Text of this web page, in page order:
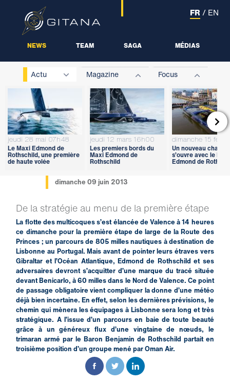
NEWS TEAM SAGA MÉDIAS
FR / EN
Actu Magazine Focus
jeudi 28 mai 07h48
Le Maxi Edmond de
Rothschild, une première
de haute volée
jeudi 12 mars 16h00
Les premiers bords du
Maxi Edmond de
Rothschild
dimanche 15
Un nouveau
s’ouvre avec le Maxi
Edmond de

dimanche 09 juin 2013
De la stratégie au menu de la première étape
La flotte des multicoques s’est élancée de Valence à 14 heures
ce dimanche pour la première étape de large de la Route des
Princes ; un parcours de 805 milles nautiques à destination de
Lisbonne au Portugal. Mais avant de pointer leurs étraves vers
Gibraltar et l’Océan Atlantique, Edmond de Rothschild et ses
adversaires devront s’acquitter d’une marque du tracé située
devant Benicarlo, à 60 milles dans le Nord de Valence. Ce point
de passage obligatoire vient compliquer la donne d’une météo
déjà bien incertaine. En effet, selon les dernières prévisions, le
chemin qui mènera les équipages à Lisbonne sera long et très
stratégique. A l’issue d’un parcours en baie de toute beauté
grâce à un généreux flux d’une vingtaine de nœuds, le
trimaran armé par le Baron Benjamin de Rothschild partait en
troisième position d’un groupe mené par Oman Air.